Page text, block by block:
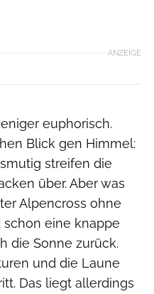
ANZEIGE
euphorisch.
Blick gen Himmel:
streifen die
über. Aber was
Alpencross ohne
eine knappe
die Sonne zurück.
und die Laune
Das liegt allerdings